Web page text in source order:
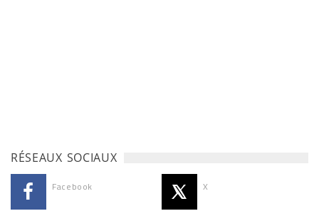
RÉSEAUX SOCIAUX
Facebook X